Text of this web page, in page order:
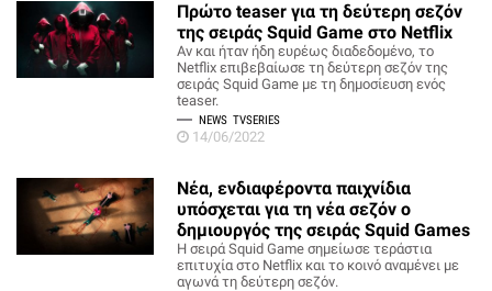
Πρώτο teaser για τη δεύτερη σεζόν
της σειράς Squid Game στο Netflix
Αν και ήταν ήδη ευρέως διαδεδομένο, το
Netflix επιβεβαίωσε τη δεύτερη σεζόν της
σειράς Squid Game με τη δημοσίευση ενός
teaser.
NEWS TVSERIES
14/06/2022
Νέα, ενδιαφέροντα παιχνίδια
υπόσχεται για τη νέα σεζόν ο
δημιουργός της σειράς Squid Games
H σειρά Squid Game σημείωσε τεράστια
επιτυχία στο Netflix και το κοινό αναμένει με
αγωνά τη δεύτερη σεζόν.